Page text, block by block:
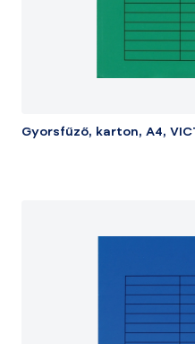
Gyorsfűző, karton, A4,